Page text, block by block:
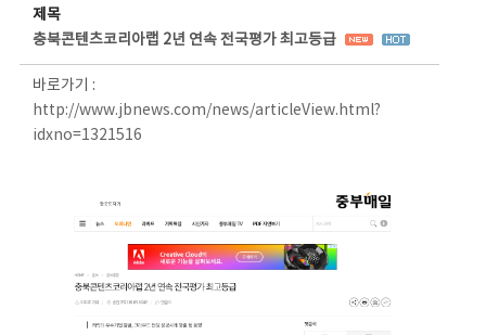
제목
충북콘텐츠코리아랩 2년 연속 전국평가 최고등급
바로가기 :
http://www.jbnews.com/news/articleView.html?
idxno=1321516